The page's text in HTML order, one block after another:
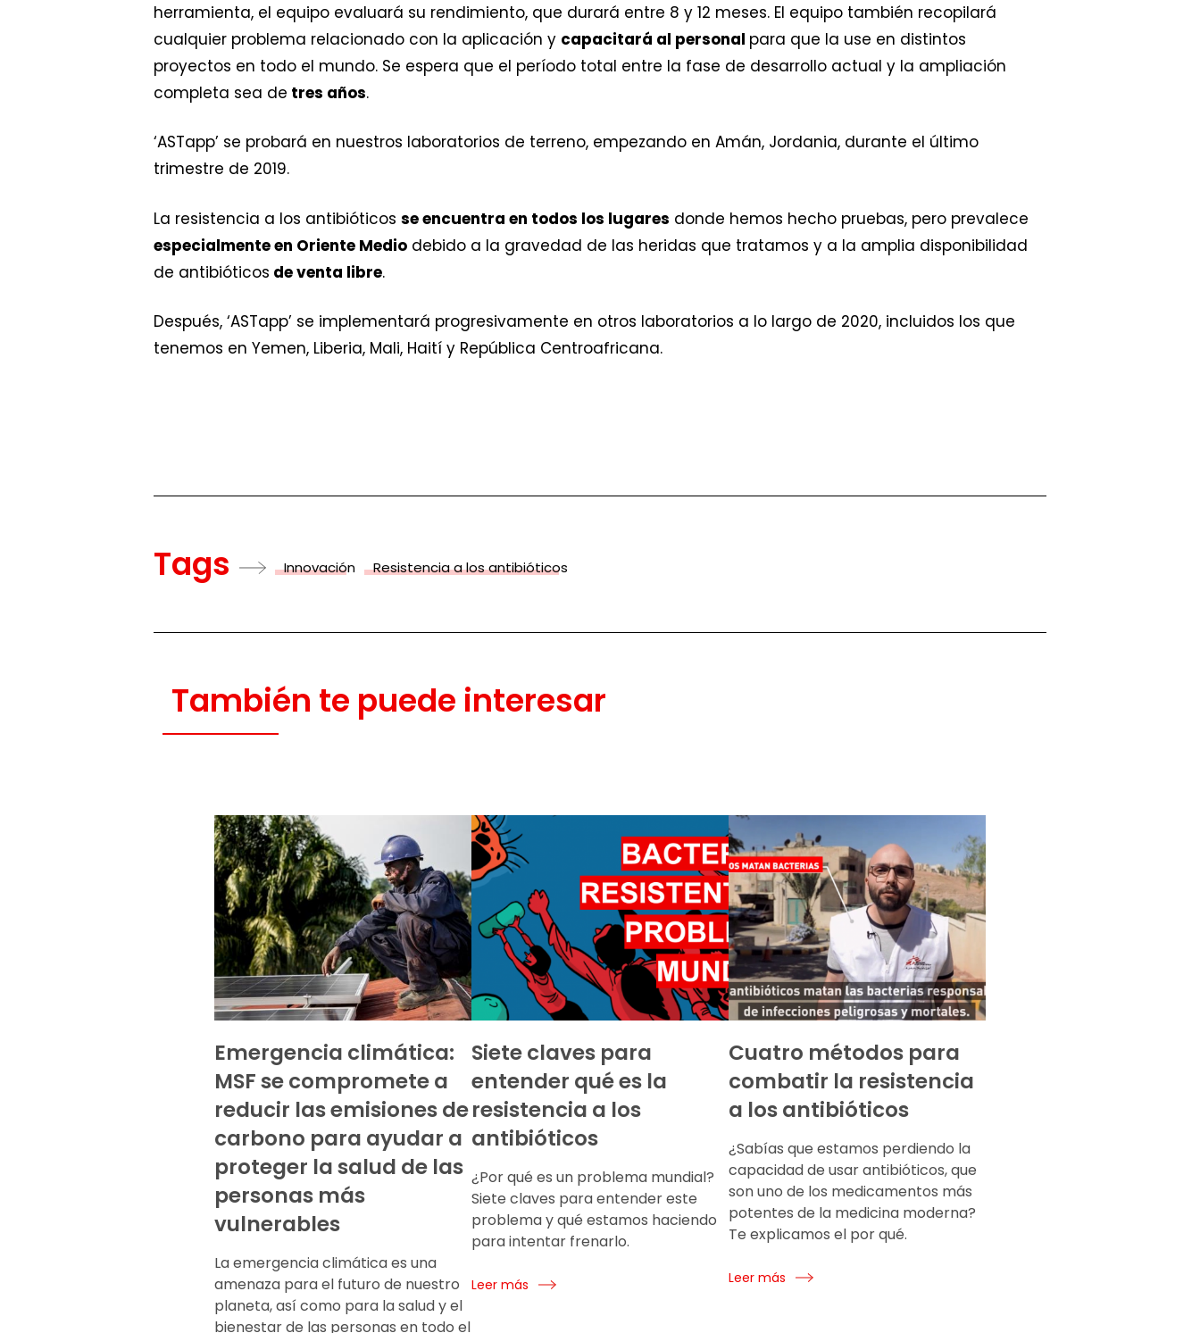
herramienta, el equipo evaluará su rendimiento, que durará entre 8 y 12 meses. El equipo también recopilará
cualquier problema relacionado con la aplicación y capacitará al personal para que la use en distintos
proyectos en todo el mundo. Se espera que el período total entre la fase de desarrollo actual y la ampliación
completa sea de tres años.
‘ASTapp’ se probará en nuestros laboratorios de terreno, empezando en Amán, Jordania, durante el último
trimestre de 2019.
La resistencia a los antibióticos se encuentra en todos los lugares donde hemos hecho pruebas, pero prevalece
especialmente en Oriente Medio debido a la gravedad de las heridas que tratamos y a la amplia disponibilidad
de antibióticos de venta libre.
Después, ‘ASTapp’ se implementará progresivamente en otros laboratorios a lo largo de 2020, incluidos los que
tenemos en Yemen, Liberia, Mali, Haití y República Centroafricana.
Tags Innovación Resistencia a los antibióticos
También te puede interesar
Emergencia climática:
MSF se compromete a
reducir las emisiones de
carbono para ayudar a
proteger la salud de las
personas más
vulnerables
La emergencia climática es una
amenaza para el futuro de nuestro
planeta, así como para la salud y el
bienestar de las personas en todo el
Siete claves para
entender qué es la
resistencia a los
antibióticos
¿Por qué es un problema mundial?
Siete claves para entender este
problema y qué estamos haciendo
para intentar frenarlo.
Leer más
Cuatro métodos para
combatir la resistencia
a los antibióticos
¿Sabías que estamos perdiendo la
capacidad de usar antibióticos, que
son uno de los medicamentos más
potentes de la medicina moderna?
Te explicamos el por qué.
Leer más